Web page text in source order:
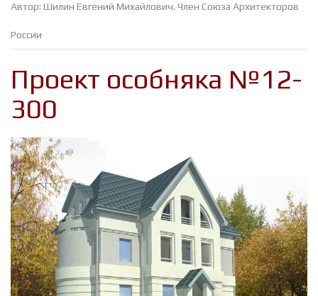
Автор: Шилин Евгений Михайлович. Член Союза Архитекторов
России
Проект особняка №12-
300